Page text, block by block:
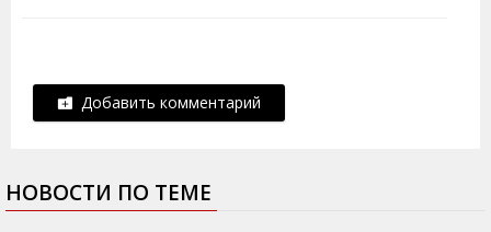
Добавить комментарий
НОВОСТИ ПО ТЕМЕ